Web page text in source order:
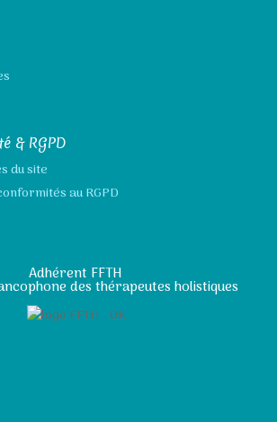
& RGPD
du site
au RGPD
Adhérent FFTH
des thérapeutes holistiques